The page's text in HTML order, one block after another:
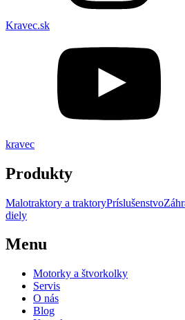
Kravec.sk
kravec
Produkty
Malotraktory a traktoryPríslušenstvo
diely
Menu
Motorky a štvorkolky
Servis
O nás
Blog